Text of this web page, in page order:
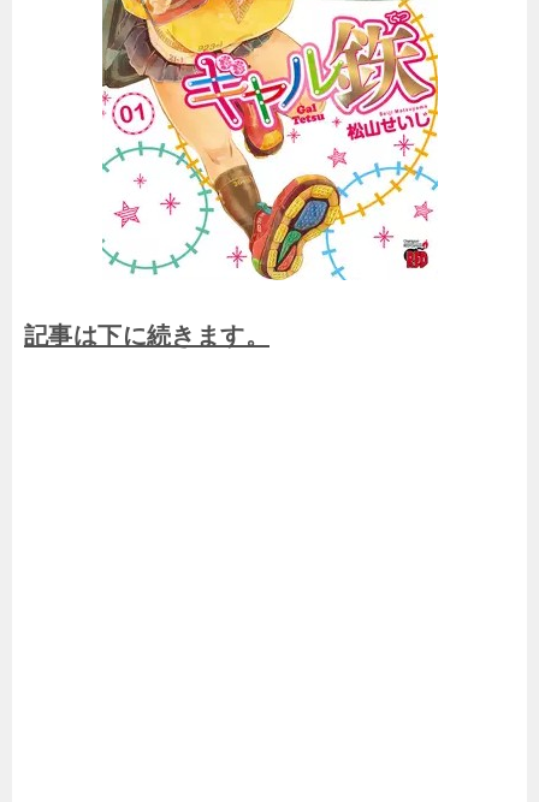
記事は下に続きます。